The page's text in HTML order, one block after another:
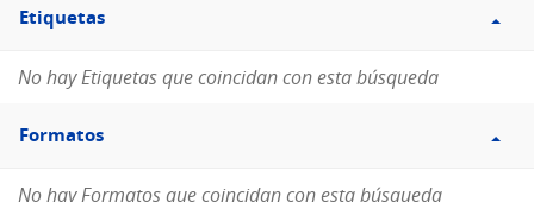
Etiquetas
Etiquetas
No hay Etiquetas que coincidan con esta búsqueda
Filtro
Formatos
Formatos
No hay Formatos que coincidan con esta búsqueda